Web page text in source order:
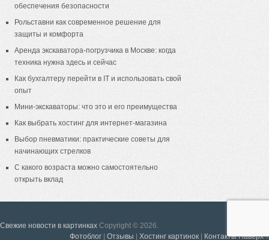
обеспечения безопасности
Рольставни как современное решение для
защиты и комфорта
Аренда экскаватора-погрузчика в Москве: когда
техника нужна здесь и сейчас
Как бухгалтеру перейти в IT и использовать свой
опыт
Мини-экскаваторы: что это и его преимущества
Как выбрать хостинг для интернет-магазина
Выбор пневматики: практические советы для
начинающих стрелков
С какого возраста можно самостоятельно
открыть вклад
Свежие новости в картинках Copyright © 2026.
Фотоблог
Отзывы Хостинг картинок Контакты Наверх ↑